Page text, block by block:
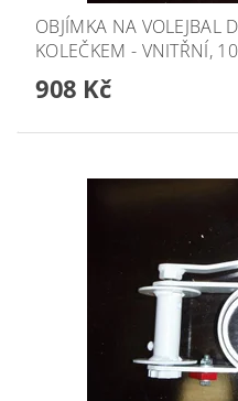
OBJÍMKA NA VOLEJBAL
KOLEČKEM - VNITŘNÍ,
908 Kč